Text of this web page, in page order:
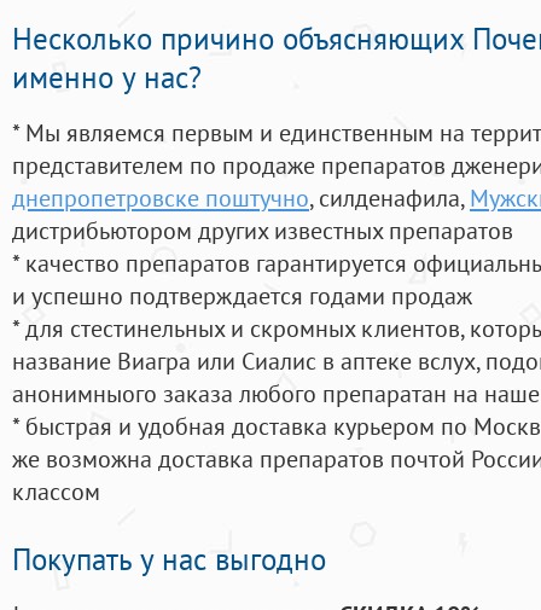
Несколько причино объясняющих
именно у нас?
* Мы являемся первым и единственным на
представителем по продаже препаратов
днепропетровске поштучно, силденафила,
дистрибьютором других известных препаратов
* качество препаратов гарантируется
и успешно подтверждается годами продаж
* для стестинельных и скромных клиентов,
название Виагра или Сиалис в аптеке вслух,
анонимныого заказа любого препаратан на
* быстрая и удобная доставка курьером по
же возможна доставка препаратов почтой
классом
Покупать у нас выгодно